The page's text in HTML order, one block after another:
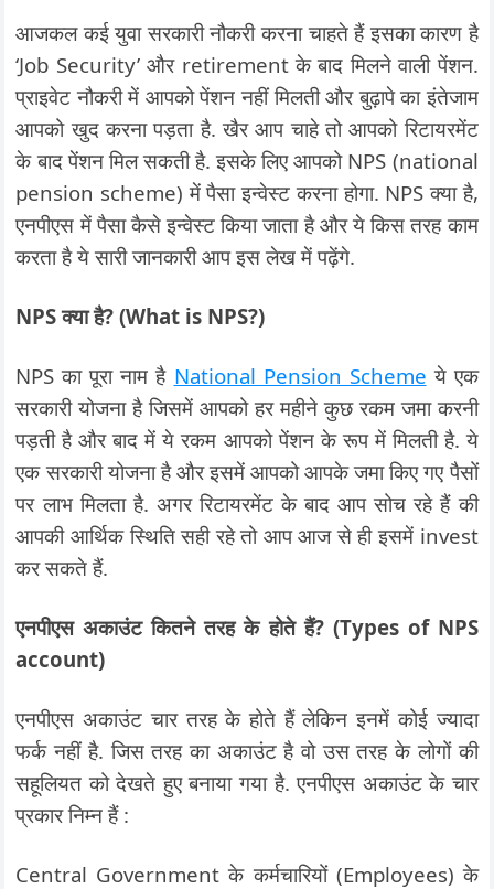
आजकल कई युवा सरकारी नौकरी करना चाहते हैं इसका कारण है
‘Job Security’ और retirement के बाद मिलने वाली पेंशन.
प्राइवेट नौकरी में आपको पेंशन नहीं मिलती और बुढ़ापे का इंतेजाम
आपको खुद करना पड़ता है. खैर आप चाहे तो आपको रिटायरमेंट
के बाद पेंशन मिल सकती है. इसके लिए आपको NPS (national
pension scheme) में पैसा इन्वेस्ट करना होगा. NPS क्या है,
एनपीएस में पैसा कैसे इन्वेस्ट किया जाता है और ये किस तरह काम
करता है ये सारी जानकारी आप इस लेख में पढ़ेंगे.
NPS क्या है? (What is NPS?)
NPS का पूरा नाम है National Pension Scheme ये एक
सरकारी योजना है जिसमें आपको हर महीने कुछ रकम जमा करनी
पड़ती है और बाद में ये रकम आपको पेंशन के रूप में मिलती है. ये
एक सरकारी योजना है और इसमें आपको आपके जमा किए गए पैसों
पर लाभ मिलता है. अगर रिटायरमेंट के बाद आप सोच रहे हैं की
आपकी आर्थिक स्थिति सही रहे तो आप आज से ही इसमें invest
कर सकते हैं.
एनपीएस अकाउंट कितने तरह के होते हैं? (Types of NPS
account)
एनपीएस अकाउंट चार तरह के होते हैं लेकिन इनमें कोई ज्यादा
फर्क नहीं है. जिस तरह का अकाउंट है वो उस तरह के लोगों की
सहूलियत को देखते हुए बनाया गया है. एनपीएस अकाउंट के चार
प्रकार निम्न हैं :
Central Government के कर्मचारियों (Employees) के